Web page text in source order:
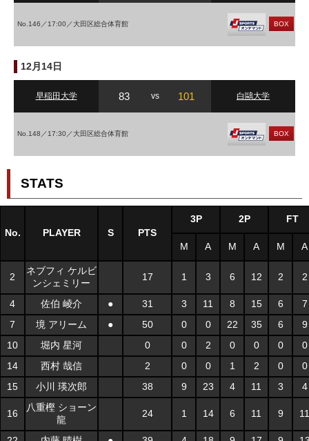
No.146／17:00／大田区総合体育館 BOX
12月14日
早稲田大学 83 vs 101 白鷗大学
No.148／17:30／大田区総合体育館 BOX
STATS
No. PLAYER S PTS
3P 2P FT
M A M A M A
2
ネブフィ ケルビ
ンシェミリー
17 1 3 6 12 2 2
4 佐伯 崚介 ● 31 3 11 8 15 6
7
7
境 アリーム ● 50 0 0 22 35 6
9
10
堀内 星河 0 0 2 0 0 0
0
14
西村 哉信 2 0 0 1 2 0
0
15
小川 瑛次郎 38 9 23 4 11 3 4
16
八重樫 ショーン
龍
24 1 14 6 11 9 11